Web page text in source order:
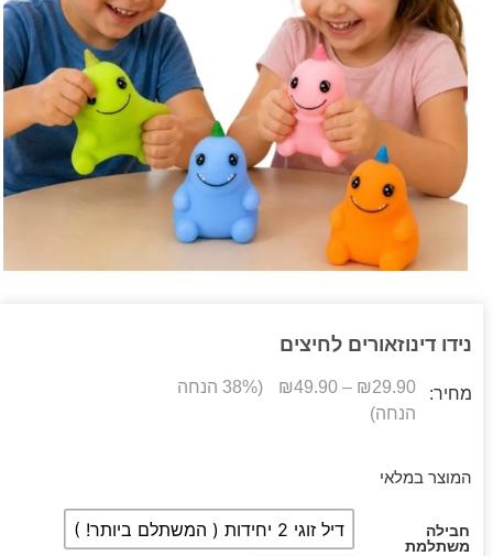
נידו דינוזאורים לחיצים
מחיר: ₪29.90
–
₪49.90
(38% הנחה
הנחה)
המוצר במלאי
חבילה
משתלמת
דיל זוגי 2 יחידות ( המשתלם ביותר! )